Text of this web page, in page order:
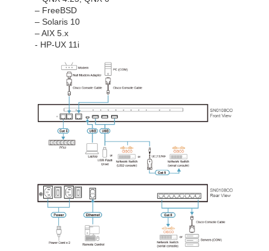
– FreeBSD
– Solaris 10
– AIX 5.x
- HP-UX 11i